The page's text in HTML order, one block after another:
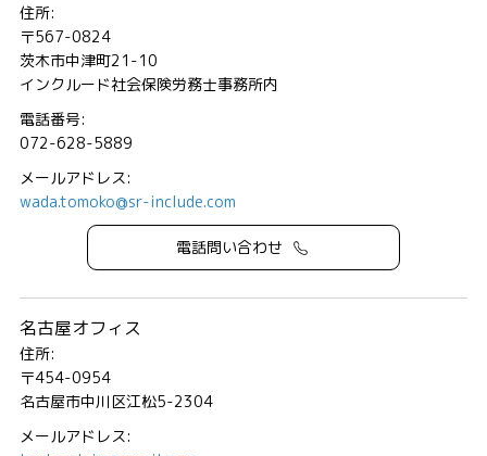
住所:
〒567-0824
茨木市中津町21-10
インクルード社会保険労務士事務所内
電話番号:
072-628-5889
メールアドレス:
wada.tomoko@sr-include.com
電話問い合わせ
名古屋オフィス
住所:
〒454-0954
名古屋市中川区江松5-2304
メールアドレス: